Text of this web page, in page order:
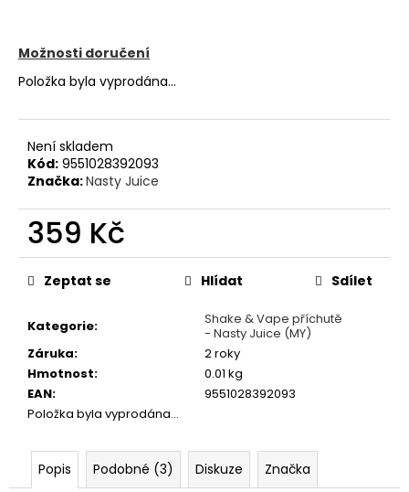
Možnosti doručení
Položka byla vyprodána…
Není skladem
Kód: 9551028392093
Značka:Nasty Juice
359 Kč
Měrná
cena:
Kategorie:
Shake & Vape příchutě
- Nasty Juice (MY)
Záruka:
2 roky
Hmotnost:
0.01 kg
EAN:
9551028392093
Položka byla vyprodána…
Zeptat se Hlídat Sdílet
Popis Podobné (3) Diskuze Značka
o
r
u
u
e
m
e
JOYETECH
BF
SS316
0,6OHM
57
Kč